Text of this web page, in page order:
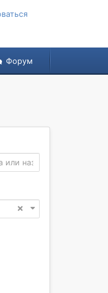
Форум
названии компании
×